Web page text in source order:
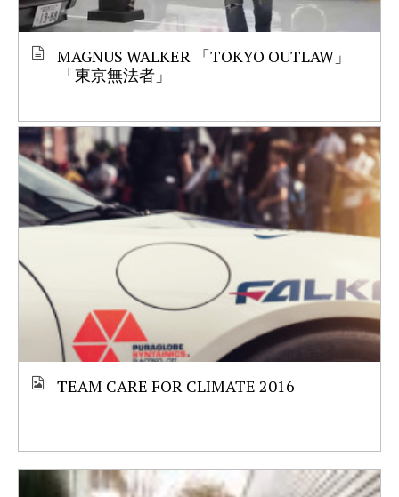
MAGNUS WALKER 「TOKYO OUTLAW」
「東京無法者」
TEAM CARE FOR CLIMATE 2016